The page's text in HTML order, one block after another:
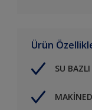
Ürün
SU BAZLI